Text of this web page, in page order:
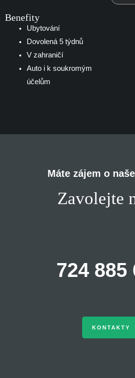
Benefity
Ubytování
Dovolená 5 týdnů
V zahraničí
Auto i k soukromým
účelům
Máte zájem o
Zavolejte
724 885
KONTAKTY